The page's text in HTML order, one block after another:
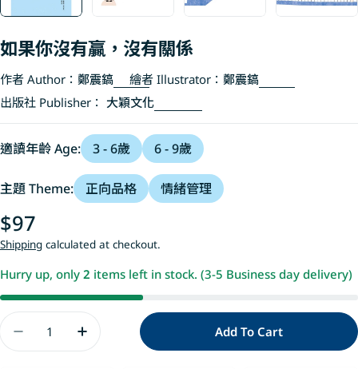
如果你沒有贏，沒有關係
作者 Author： 鄭震鎬 繪者 Illustrator： 鄭震鎬
出版社 Publisher： 大穎文化
適讀年齡 Age: 3 - 6歲 6 - 9歲
主題 Theme: 正向品格 情緒管理
Regular
price
$97
Shipping calculated at checkout.
Hurry up, only 2 items left in stock. (3-5 Business day delivery)
Decrease Quantity For 如果你沒有贏，沒有關係
Increase Quantity For 如果你沒有贏，沒
Add To Cart